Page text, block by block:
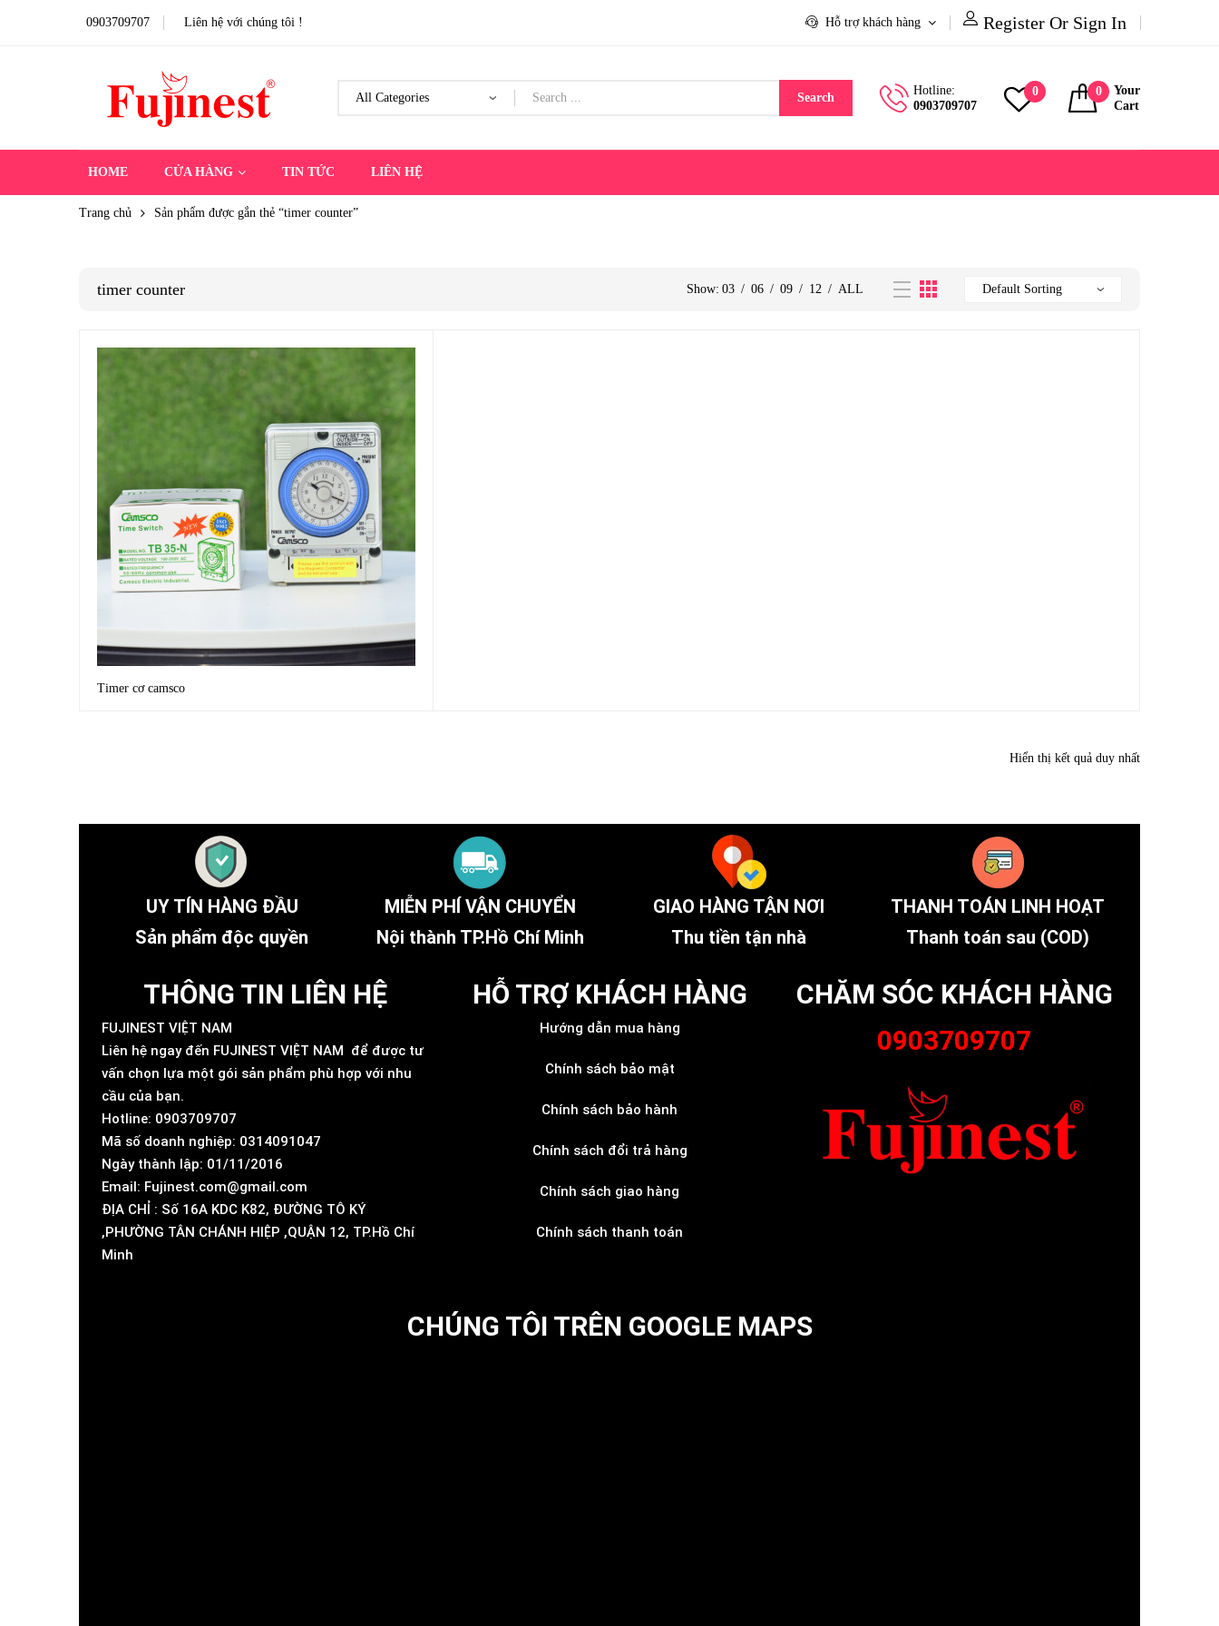
0903709707 Liên hệ với chúng tôi ! Hỗ trợ khách hàng Register Or Sign In
Search
Hotline:
0903709707
0 0
Your
Cart
HOME CỬA HÀNG TIN TỨC LIÊN HỆ
Trang chủ Sản phẩm được gắn thẻ “timer counter”
timer counter Show: 03 / 06 / 09 / 12 / ALL
Timer cơ camsco
Hiển thị kết quả duy nhất
UY TÍN HÀNG ĐẦU
Sản phẩm độc quyền
MIỄN PHÍ VẬN CHUYỂN
Nội thành TP.Hồ Chí Minh
GIAO HÀNG TẬN NƠI
Thu tiền tận nhà
THANH TOÁN LINH HOẠT
Thanh toán sau (COD)
THÔNG TIN LIÊN HỆ
FUJINEST VIỆT NAM
Liên hệ ngay đến FUJINEST VIỆT NAM để được tư
vấn chọn lựa một gói sản phẩm phù hợp với nhu
cầu của bạn.
Hotline: 0903709707
Mã số doanh nghiệp: 0314091047
Ngày thành lập: 01/11/2016
Email: Fujinest.com@gmail.com
ĐỊA CHỈ : Số 16A KDC K82, ĐƯỜNG TÔ KÝ
,PHƯỜNG TÂN CHÁNH HIỆP ,QUẬN 12, TP.Hồ Chí
Minh
HỖ TRỢ KHÁCH HÀNG
Hướng dẫn mua hàng
Chính sách bảo mật
Chính sách bảo hành
Chính sách đổi trả hàng
Chính sách giao hàng
Chính sách thanh toán
CHĂM SÓC KHÁCH HÀNG
0903709707
CHÚNG TÔI TRÊN GOOGLE MAPS